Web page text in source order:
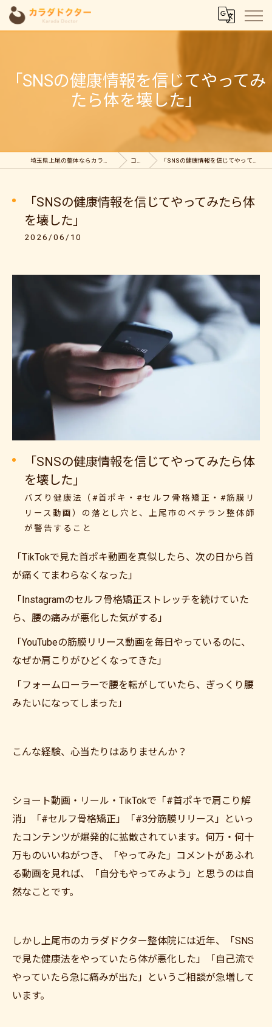
「SNSの健康情報を信じてやってみ
たら体を壊した」
コラム 「SNSの健康情報を信じてやってみたら体を壊した」
「SNSの健康情報を信じてやってみたら体
を壊した」
2026/06/10
「SNSの健康情報を信じてやってみたら体
を壊した」
バズり健康法（#首ポキ・#セルフ骨格矯正・#筋膜リ
リース動画）の落とし穴と、上尾市のベテラン整体師
が警告すること
「TikTokで見た首ポキ動画を真似したら、次の日から首
が痛くてまわらなくなった」
「Instagramのセルフ骨格矯正ストレッチを続けていた
ら、腰の痛みが悪化した気がする」
「YouTubeの筋膜リリース動画を毎日やっているのに、
なぜか肩こりがひどくなってきた」
「フォームローラーで腰を転がしていたら、ぎっくり腰
みたいになってしまった」
こんな経験、心当たりはありませんか？
ショート動画・リール・TikTokで「#首ポキで肩こり解
消」「#セルフ骨格矯正」「#3分筋膜リリース」といっ
たコンテンツが爆発的に拡散されています。何万・何十
万ものいいねがつき、「やってみた」コメントがあふれ
る動画を見れば、「自分もやってみよう」と思うのは自
然なことです。
しかし上尾市のカラダドクター整体院には近年、「SNS
で見た健康法をやっていたら体が悪化した」「自己流で
やっていたら急に痛みが出た」というご相談が急増して
います。